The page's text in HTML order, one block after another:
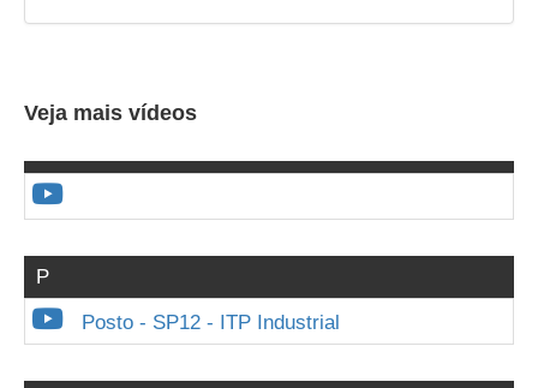
Veja mais vídeos
P
Posto - SP12 - ITP Industrial